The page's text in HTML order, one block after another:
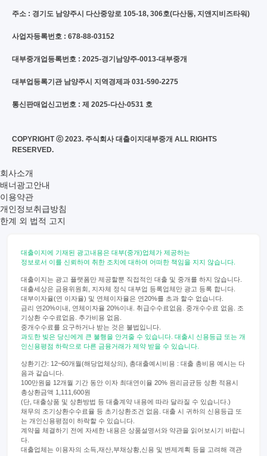
주소 : 경기도 남양주시 다산중앙로 105-18, 306호(다산동, 지앤지비즈타워)
사업자등록번호 : 678-88-03152
대부중개업등록번호 : 2025-경기남양주-0013-대부중개
대부업등록기관 남양주시 지역경제과 031-590-2275
통신판매업신고번호 : 제 2025-다산-0531 호
COPYRIGHT ⓒ 2023. 주식회사 대출이지대부중개 ALL RIGHTS
RESERVED.
회사소개
배너광고안내
이용약관
개인정보취급방침
한계 외 법적 고지
대출이지에 기재된 광고내용은 대부(중개)업체가 제공하는
정보로서 이를 신뢰하여 취한 조치에 대하여 어떠한 책임을 지지 않습니다.
대출이지는 광고 플랫폼만 제공할뿐 직접적인 대출 및 중개를 하지 않습니다.
대출세상은 금융위원회, 지자체 정식 대부업 등록업체만 광고 등록 합니다.
대부이자율(연 이자율) 및 연체이자율은 연20%를 초과 할수 없습니다.
금리 연20%이내, 연체이자율 20%이내. 취급수수료없음. 중개수수료 없음. 조
기상환 수수료없음. 추가비용 없음.
중개수수료를 요구하거나 받는 것은 불법입니다.
과도한 빚은 당신에게 큰 불행을 안겨줄 수 있습니다. 대출시 신용등급 또는 개
인신용평점 하락으로 다른 금융거래가 제약 받을 수 있습니다.
상환기간: 12~60개월(해당업체상의), 총대출예시비용 : 대출 총비용 예시는 다
음과 같습니다.
100만원을 12개월 기간 동안 이자 최대연이율 20% 원리금균등 상환 적용시
총상환금액 1,111,600원
(단, 대출상품 및 상환방법 등 대출계약 내용에 따라 달라질 수 있습니다.)
채무의 조기상환수수료율 등 초기상환조건 없음. 대출 시 귀하의 신용등급 또
는 개인신용평점이 하락할 수 있습니다.
계약을 체결하기 전에 자세한 내용은 상품설명서와 약관을 읽어보시기 바랍니
다.
대출업체는 이용자의 소득,재산,부채상황,신용 및 변제계획 등을 고려해 객관